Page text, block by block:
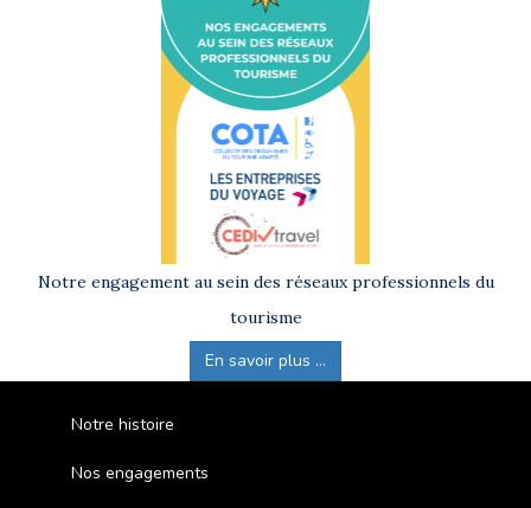
Notre engagement au sein des réseaux professionnels du
tourisme
En savoir plus ...
Notre histoire
Nos engagements